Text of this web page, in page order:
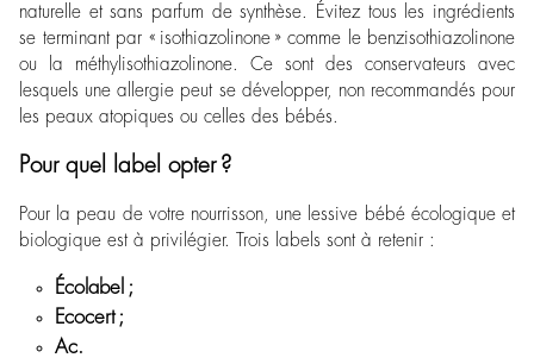
naturelle et sans parfum de synthèse. Évitez tous les ingrédients
se terminant par « isothiazolinone » comme le benzisothiazolinone
ou la méthylisothiazolinone. Ce sont des conservateurs avec
lesquels une allergie peut se développer, non recommandés pour
les peaux atopiques ou celles des bébés.
Pour quel label opter ?
Pour la peau de votre nourrisson, une lessive bébé écologique et
biologique est à privilégier. Trois labels sont à retenir :
Écolabel ;
Ecocert ;
Ac.